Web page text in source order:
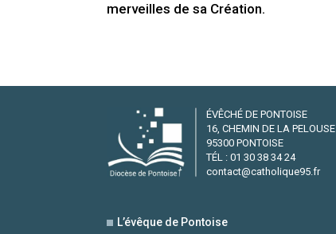
merveilles de sa Création.
ÉVÊCHÉ DE PONTOISE
16, CHEMIN DE LA PELOUSE
95300 PONTOISE
TÉL : 01 30 38 34 24
contact@catholique95.fr
L’évêque de Pontoise